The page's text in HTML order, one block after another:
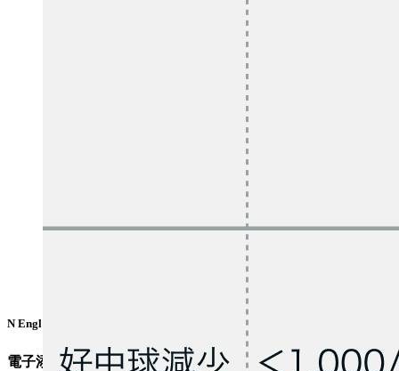
N Engl J Med. 2016 Dec 1;375(22):2154-2164.より作図
電子添文¹⁾の効能または効果